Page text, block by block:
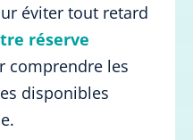
éviter tout retard
réserve
comprendre les
disponibles